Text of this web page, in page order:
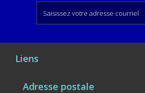
Liens
Adresse postale